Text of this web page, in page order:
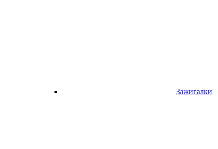
Зажигалки